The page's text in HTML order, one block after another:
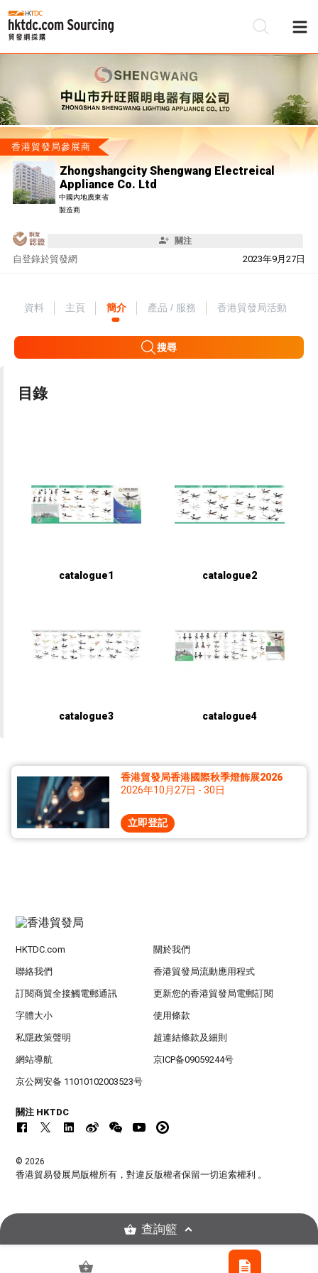
香港貿發局參展商
Zhongshangcity Shengwang Electreical
Appliance Co. Ltd
中國內地廣東省
製造商
關注
自 2023年9月27日
登錄於貿發網
資料 主頁 簡介 產品 / 服務 香港貿發局活動
搜尋
目錄
catalogue1 catalogue2
catalogue3 catalogue4
香港貿發局香港國際秋季燈飾展2026
2026年10月27日 - 30日
立即登記
HKTDC.com 關於我們
聯絡我們 香港貿發局流動應用程式
訂閱商貿全接觸電郵通訊 更新您的香港貿發局電郵訂閱
字體大小 使用條款
私隱政策聲明 超連結條款及細則
網站導航 京ICP备09059244号
京公网安备 11010102003523号
關注 HKTDC
© 2026
香港貿易發展局版權所有，對違反版權者保留一切追索權利 。
查詢籃